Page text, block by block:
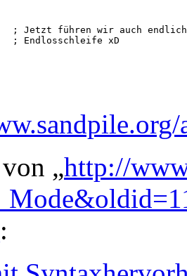
xD
„http://
: